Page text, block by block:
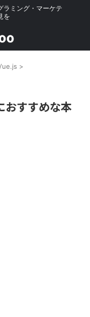
ラミング・マーケテ
を
>
おすすめな本